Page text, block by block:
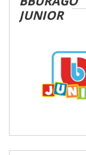
Verarbeitung
auf Ihrem
idee+spiel
JUNIOR